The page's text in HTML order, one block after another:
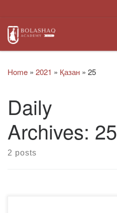
Home » 2021 » Қазан » 25
Daily
Archives:
2 posts